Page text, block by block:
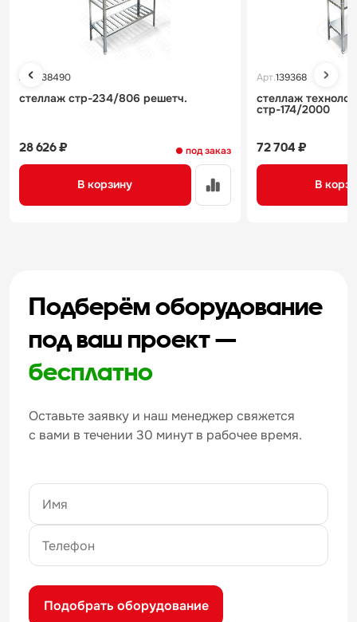
Арт. 138490
стеллаж стр-234/806 решетч.
под заказ
28 626 ₽
В корзину
Арт.139368
стеллаж
стр-174/2000
72 704 ₽
В
Подберём оборудование
под ваш проект —
бесплатно
Оставьте заявку и наш менеджер свяжется
с вами в течении 30 минут в рабочее время.
Подобрать оборудование